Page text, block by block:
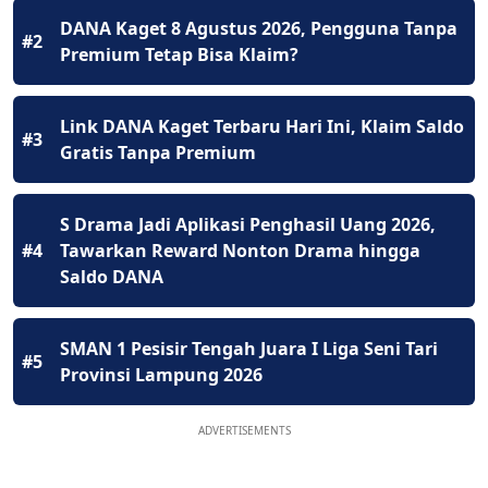
#2
DANA Kaget 8 Agustus 2026, Pengguna Tanpa
Premium Tetap Bisa Klaim?
#3
Link DANA Kaget Terbaru Hari Ini, Klaim Saldo
Gratis Tanpa Premium
#4
S Drama Jadi Aplikasi Penghasil Uang 2026,
Tawarkan Reward Nonton Drama hingga
Saldo DANA
#5
SMAN 1 Pesisir Tengah Juara I Liga Seni Tari
Provinsi Lampung 2026
ADVERTISEMENTS